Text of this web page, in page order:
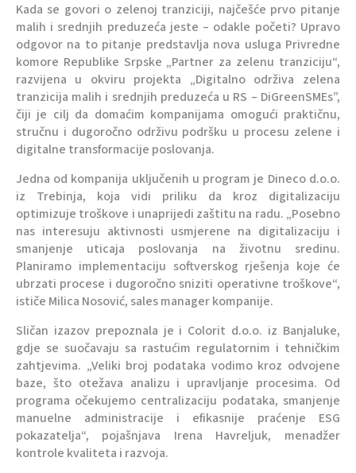
Kada se govori o zelenoj tranziciji, najčešće prvo pitanje
malih i srednjih preduzeća jeste – odakle početi? Upravo
odgovor na to pitanje predstavlja nova usluga Privredne
komore Republike Srpske „Partner za zelenu tranziciju“,
razvijena u okviru projekta „Digitalno održiva zelena
tranzicija malih i srednjih preduzeća u RS – DiGreenSMEs”,
čiji je cilj da domaćim kompanijama omogući praktičnu,
stručnu i dugoročno održivu podršku u procesu zelene i
digitalne transformacije poslovanja.
Jedna od kompanija uključenih u program je Dineco d.o.o.
iz Trebinja, koja vidi priliku da kroz digitalizaciju
optimizuje troškove i unaprijedi zaštitu na radu. „Posebno
nas interesuju aktivnosti usmjerene na digitalizaciju i
smanjenje uticaja poslovanja na životnu sredinu.
Planiramo implementaciju softverskog rješenja koje će
ubrzati procese i dugoročno sniziti operativne troškove“,
ističe Milica Nosović, sales manager kompanije.
Sličan izazov prepoznala je i Colorit d.o.o. iz Banjaluke,
gdje se suočavaju sa rastućim regulatornim i tehničkim
zahtjevima. „Veliki broj podataka vodimo kroz odvojene
baze, što otežava analizu i upravljanje procesima. Od
programa očekujemo centralizaciju podataka, smanjenje
manuelne administracije i efikasnije praćenje ESG
pokazatelja“, pojašnjava Irena Havreljuk, menadžer
kontrole kvaliteta i razvoja.